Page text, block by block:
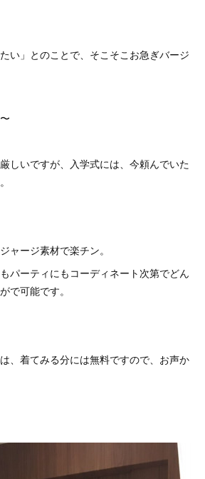
い」とのことで、そこそこお急ぎバージ
しいですが、入学式には、今頼んでいた
ャージ素材で楽チン。
パーティにもコーディネート次第でどん
で可能です。
、着てみる分には無料ですので、お声か